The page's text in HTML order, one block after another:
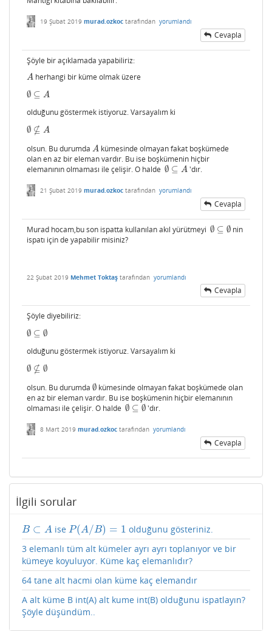
19 Şubat 2019 murad.ozkoc tarafından yorumlandı
Cevapla
Şöyle bir açıklamada yapabiliriz:
A
A herhangi bir küme olmak üzere
∅ ⊆ A
∅⊆ A
olduğunu göstermek istiyoruz. Varsayalım ki
∅ ⊈ A
∅⊈ A
olsun. Bu durumda A
A kümesinde olmayan fakat boşkümede
olan en az bir eleman vardır. Bu ise boşkümenin hiçbir
elemanının olmaması ile çelişir. O halde ∅ ⊆ A
∅ ⊆A 'dır.
21 Şubat 2019 murad.ozkoc tarafından yorumlandı
Cevapla
Murad hocam,bu son ispatta kullanılan akıl yürütmeyi ∅ ⊆ ∅
∅ ⊆∅ nin
ispatı için de yapabilir misiniz?
22 Şubat 2019 Mehmet Toktaş tarafından yorumlandı
Cevapla
Şöyle diyebiliriz:
∅ ⊆ ∅
∅ ⊆∅
olduğunu göstermek istiyoruz. Varsayalım ki
∅ ⊈ ∅
∅ ⊈∅
olsun. Bu durumda ∅
∅ kümesinde olmayan fakat boşkümede olan
en az bir eleman vardır. Bu ise boşkümenin hiçbir elemanının
olmaması ile çelişir. O halde ∅ ⊆ ∅
∅ ⊆∅ 'dır.
8 Mart 2019 murad.ozkoc tarafından yorumlandı
Cevapla
İlgili sorular
B ⊂ A
B⊂A iseP(A/B) = 1
P(A/B)=1
olduğunu gösteriniz.
3 elemanlı tüm alt kümeler ayrı ayrı toplanıyor ve bir
kümeye koyuluyor. Küme kaç elemanlıdır?
64 tane alt hacmi olan küme kaç elemandır
A alt küme B int(A) alt kume int(B) olduğunu ispatlayın?
Şöyle düşündüm..